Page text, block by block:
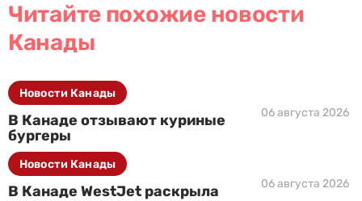
Читайте похожие новости
Канады
В Канаде отзывают куриные
бургеры
06 августа 2026
Новости Канады
В Канаде WestJet раскрыла
06 августа 2026
Новости Канады